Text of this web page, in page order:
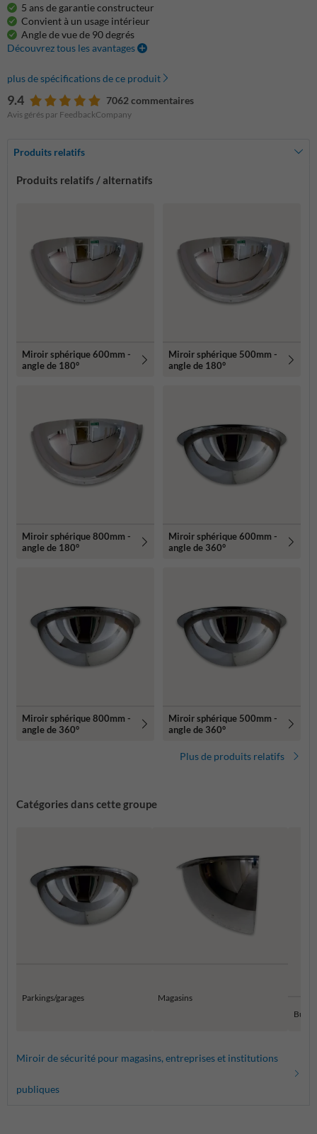
5 ans de garantie constructeur
Convient à un usage intérieur
Angle de vue de 90 degrés
Découvrez tous les avantages
plus de spécifications de ce produit
9.4 7062 commentaires
Avis gérés par FeedbackCompany
Produits relatifs
Produits relatifs / alternatifs
Miroir sphérique 600mm -
angle de 180°
Miroir sphérique 500mm -
angle de 180°
Miroir sphérique 800mm -
angle de 180°
Miroir sphérique 600mm -
angle de 360°
Miroir sphérique 800mm -
angle de 360°
Miroir sphérique 500mm -
angle de 360°
Plus de produits relatifs
Catégories dans cette groupe
Parkings/garages
Magasins
Miroir de sécurité pour magasins, entreprises et institutions
publiques